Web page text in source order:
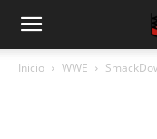
Inicio WWE